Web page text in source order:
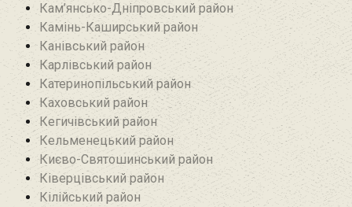
Кам’янсько-Дніпровський район‎
Камінь-Каширський район
Канівський район
Карлівський район
Катеринопільський район
Каховський район
Кегичівський район
Кельменецький район
Києво-Святошинський район
Ківерцівський район‎
Кілійський район